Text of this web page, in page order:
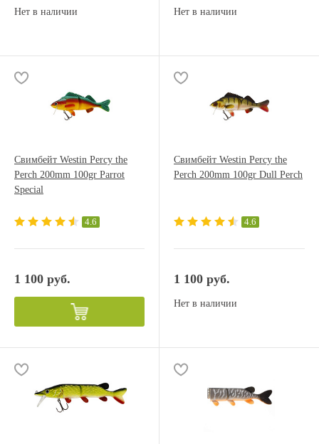
Нет в наличии Нет в наличии
Свимбейт Westin Percy the
Perch 200mm 100gr Parrot
Special
4.6
1 100 руб.
Свимбейт Westin Percy the
Perch 200mm 100gr Dull Perch
4.6
1 100 руб.
Нет в наличии